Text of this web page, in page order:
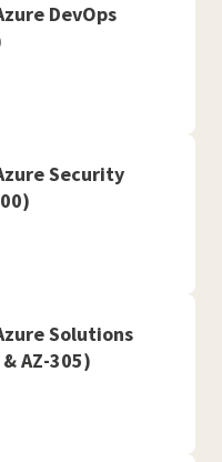
DevOps
Security
Solutions
AZ-305)